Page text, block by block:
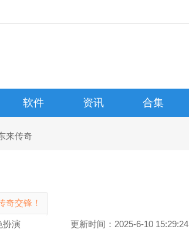
软件 资讯 合集
来传奇
奇交锋！
扮演
更新时间：2025-6-10 15:29:24